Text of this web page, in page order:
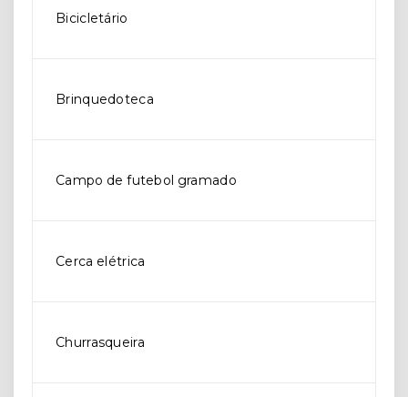
Bicicletário
Brinquedoteca
Campo de futebol gramado
Cerca elétrica
Churrasqueira